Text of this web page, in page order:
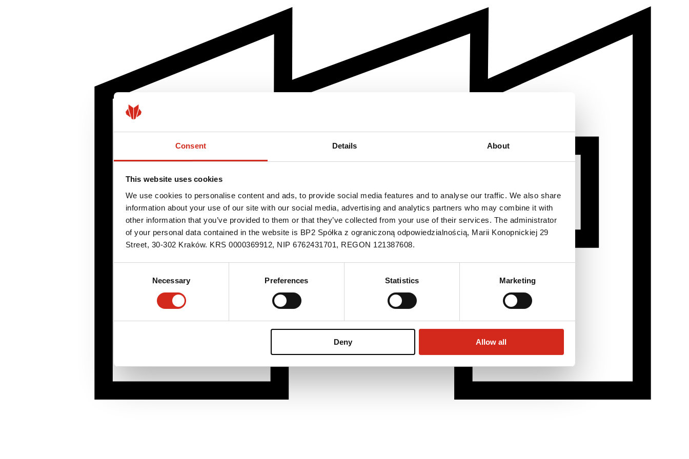
Consent Details About
This website uses cookies
We use cookies to personalise content and ads, to provide social media features and to analyse our traffic. We also share
information about your use of our site with our social media, advertising and analytics partners who may combine it with
other information that you’ve provided to them or that they’ve collected from your use of their services. The administrator
of your personal data contained in the website is BP2 Spółka z ograniczoną odpowiedzialnością, Marii Konopnickiej 29
Street, 30-302 Kraków. KRS 0000369912, NIP 6762431701, REGON 121387608.
Necessary Preferences Statistics Marketing
Deny Allow all